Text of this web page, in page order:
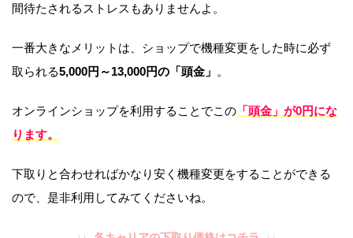
間待たされるストレスもありませんよ。
一番大きなメリットは、ショップで機種変更をした時に必ず
取られる5,000円～13,000円の「頭金」 。
オンラインショップを利用することでこの 「頭金」が0円にな
ります。
下取りと合わせればかなり安く機種変更をすることができる
ので、是非利用してみてくださいね。